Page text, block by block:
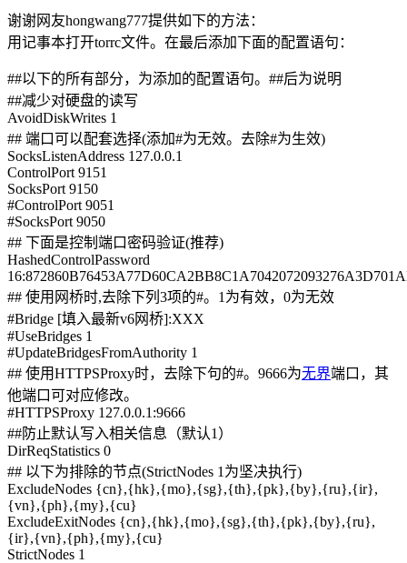
谢谢网友hongwang777提供如下的方法：
用记事本打开torrc文件。在最后添加下面的配置语句：
##以下的所有部分，为添加的配置语句。##后为说明
##减少对硬盘的读写
AvoidDiskWrites 1
## 端口可以配套选择(添加#为无效。去除#为生效)
SocksListenAddress 127.0.0.1
ControlPort 9151
SocksPort 9150
#ControlPort 9051
#SocksPort 9050
## 下面是控制端口密码验证(推荐)
HashedControlPassword
## 使用网桥时,去除下列3项的#。1为有效，0为无效
#Bridge [填入最新v6网桥]:XXX
#UseBridges 1
#UpdateBridgesFromAuthority 1
## 使用HTTPSProxy时，去除下句的#。9666为无界端口，其
他端口可对应修改。
#HTTPSProxy 127.0.0.1:9666
##防止默认写入相关信息（默认1）
DirReqStatistics 0
## 以下为排除的节点(StrictNodes 1为坚决执行)
ExcludeNodes {cn},{hk},{mo},{sg},{th},{pk},{by},{ru},{ir},
{vn},{ph},{my},{cu}
ExcludeExitNodes {cn},{hk},{mo},{sg},{th},{pk},{by},{ru},
{ir},{vn},{ph},{my},{cu}
StrictNodes 1